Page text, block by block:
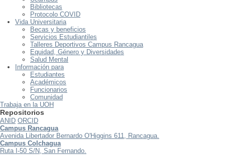
Bibliotecas
Protocolo COVID
Vida Universitaria
Becas y beneficios
Servicios Estudiantiles
Talleres Deportivos Campus Rancagua
Equidad, Género y Diversidades
Salud Mental
Información para
Estudiantes
Académicos
Funcionarios
Comunidad
Trabaja en la UOH
Repositorios
ANID ORCID
Campus Rancagua
Avenida Libertador Bernardo O'Higgins 611, Rancagua.
Campus Colchagua
Ruta I-50 S/N, San Fernando.